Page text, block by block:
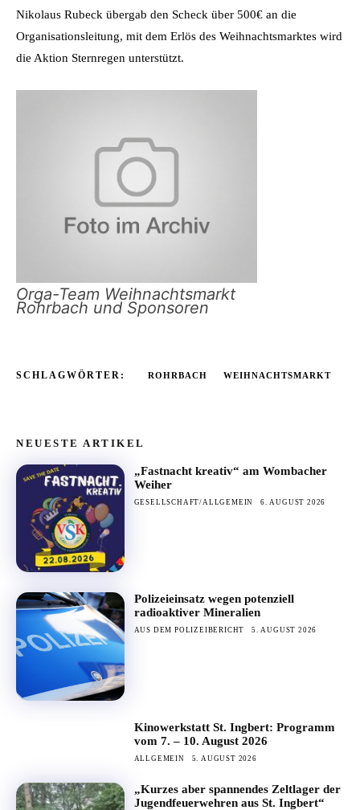
Nikolaus Rubeck übergab den Scheck über 500€ an die
Organisationsleitung, mit dem Erlös des Weihnachtsmarktes wird
die Aktion Sternregen unterstützt.
Orga-Team Weihnachtsmarkt
Rohrbach und Sponsoren
SCHLAGWÖRTER: ROHRBACH WEIHNACHTSMARKT
NEUESTE ARTIKEL
„Fastnacht kreativ“ am Wombacher
Weiher
GESELLSCHAFT/ALLGEMEIN 6. AUGUST 2026
Polizeieinsatz wegen potenziell
radioaktiver Mineralien
AUS DEM POLIZEIBERICHT 5. AUGUST 2026
Kinowerkstatt St. Ingbert: Programm
vom 7. – 10. August 2026
ALLGEMEIN 5. AUGUST 2026
„Kurzes aber spannendes Zeltlager der
Jugendfeuerwehren aus St. Ingbert“